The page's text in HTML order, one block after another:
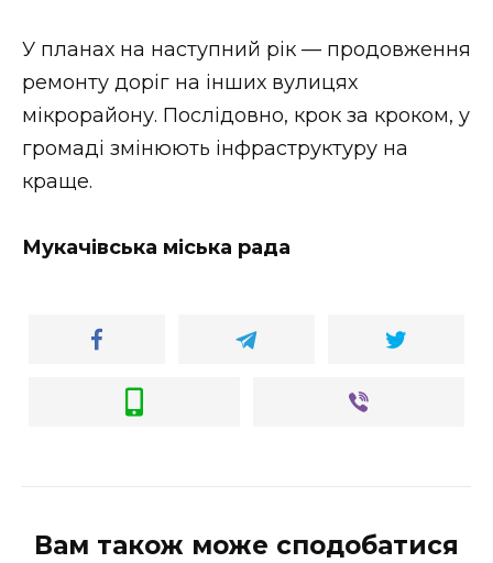
ЗАКАРПАТСЬКІ НОВИНИ
У планах на наступний рік — продовження
ремонту доріг на інших вулицях
мікрорайону. Послідовно, крок за кроком, у
громаді змінюють інфраструктуру на
краще.
Мукачівська міська рада
Вам також може сподобатися